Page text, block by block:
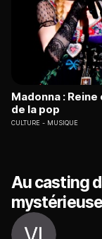
Madonna :
de la pop
CULTURE MUSIQUE
Au casting